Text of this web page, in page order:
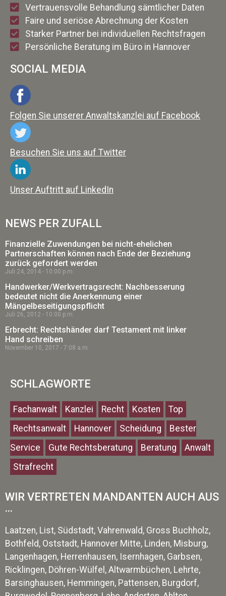
Vertrauensvolle Behandlung sämtlicher Daten
Faire und seriöse Abrechnung der Kosten
Starker Partner bei individuellen Rechtsfragen
Persönliche Beratung im Büro in Hannover
SOCIAL MEDIA
Folgen Sie unserer Anwaltskanzlei auf Facebook
Besuchen Sie uns auf Twitter
Unser Auftritt auf LinkedIn
NEWS PER ZUFALL
Finanzielle Zuwendungen bei nicht-ehelichen
Partnerschaften können nach Ende der Beziehung
zurück gefordert werden
Juli 24, 2014 10:00 p.m.
Handwerker/Werkvertragsrecht: Nachbesserung
bedeutet nicht die Anerkennung einer
Mängelbeseitigungspflicht
Juli 26, 2012 10:00 p.m.
Erbrecht: Rechtshänder darf Testament mit linker
Hand schreiben
November 10, 2017 7:08 a.m.
SCHLAGWORTE
Fachanwalt Kanzlei Recht Kosten
Top
Rechtsanwalt
Hannover Scheidung
Bester
Service
Gute Rechtsberatung Beratung
Anwalt
Strafrecht
WIR VERTRETEN MANDANTEN AUCH AUS
...
Laatzen, List, Südstadt, Vahrenwald, Gross Buchholz,
Bothfeld, Oststadt, Hannover Mitte, Linden, Misburg,
Langenhagen, Herrenhausen, Isernhagen, Garbsen,
Ricklingen, Döhren-Wülfel, Altwarmbüchen, Lehrte,
Barsinghausen, Hemmingen, Pattensen, Burgdorf,